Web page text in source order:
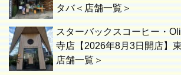
タバ＜店舗一覧＞
スターバックスコーヒー・
寺店【2026年8月3日開店】
店舗一覧＞